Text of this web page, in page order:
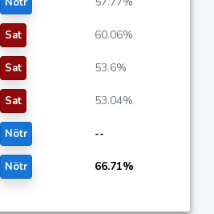
Sat 60.06%
Sat 53.6%
Sat 53.04%
Nötr --
Nötr 66.71%